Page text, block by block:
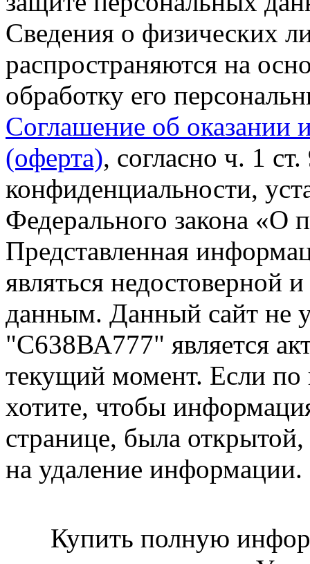
Сведения о физических
распространяются на
обработку его
Соглашение об оказании
(оферта), согласно ч. 1
конфиденциальности,
Федерального закона «О
Представленная
являться недостоверной
данным. Данный сайт не
"С638ВА777" является
текущий момент. Если
хотите, чтобы
странице, была открытой,
на удаление информации.
Купить полную